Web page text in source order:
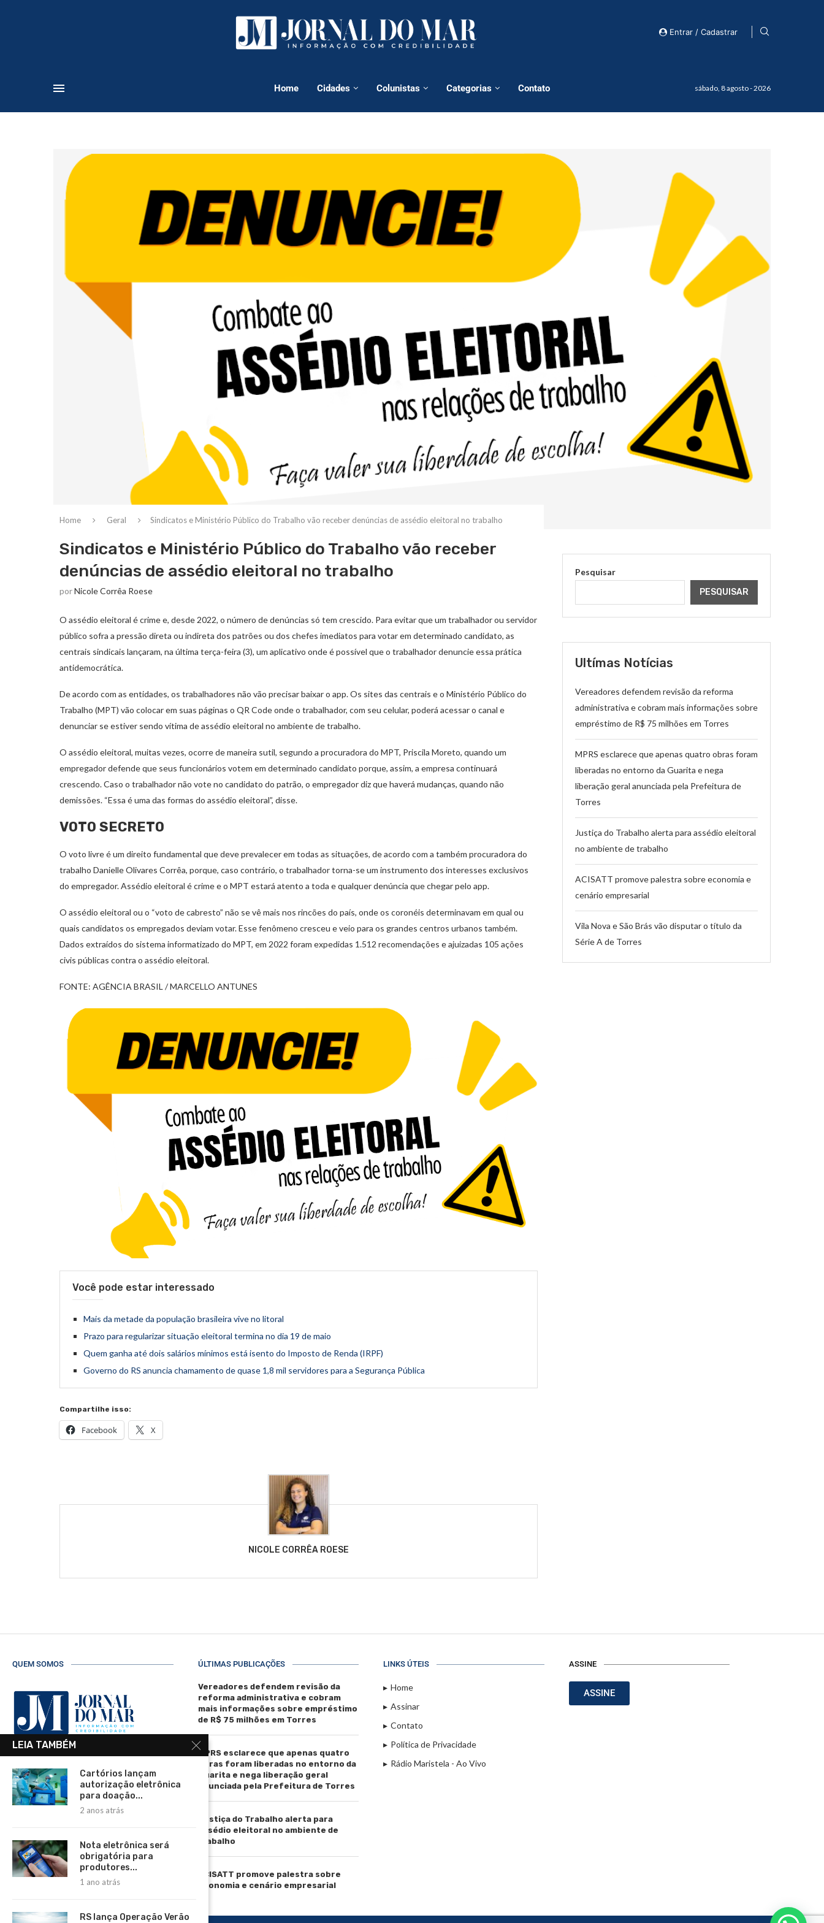
Entrar / Cadastrar
Home Cidades Colunistas Categorias Contato sábado, 8 agosto - 2026
Home Geral Sindicatos e Ministério Público do Trabalho vão receber denúncias de assédio eleitoral no trabalho
Sindicatos e Ministério Público do Trabalho vão receber
denúncias de assédio eleitoral no trabalho
porNicole Corrêa Roese
O assédio eleitoral é crime e, desde 2022, o número de denúncias só tem crescido. Para evitar que um trabalhador ou servidor
público sofra a pressão direta ou indireta dos patrões ou dos chefes imediatos para votar em determinado candidato, as
centrais sindicais lançaram, na última terça-feira (3), um aplicativo onde é possível que o trabalhador denuncie essa prática
antidemocrática.
De acordo com as entidades, os trabalhadores não vão precisar baixar o app. Os sites das centrais e o Ministério Público do
Trabalho (MPT) vão colocar em suas páginas o QR Code onde o trabalhador, com seu celular, poderá acessar o canal e
denunciar se estiver sendo vítima de assédio eleitoral no ambiente de trabalho.
O assédio eleitoral, muitas vezes, ocorre de maneira sutil, segundo a procuradora do MPT, Priscila Moreto, quando um
empregador defende que seus funcionários votem em determinado candidato porque, assim, a empresa continuará
crescendo. Caso o trabalhador não vote no candidato do patrão, o empregador diz que haverá mudanças, quando não
demissões. “Essa é uma das formas do assédio eleitoral”, disse.
VOTO SECRETO
O voto livre é um direito fundamental que deve prevalecer em todas as situações, de acordo com a também procuradora do
trabalho Danielle Olivares Corrêa, porque, caso contrário, o trabalhador torna-se um instrumento dos interesses exclusivos
do empregador. Assédio eleitoral é crime e o MPT estará atento a toda e qualquer denúncia que chegar pelo app.
O assédio eleitoral ou o “voto de cabresto” não se vê mais nos rincões do país, onde os coronéis determinavam em qual ou
quais candidatos os empregados deviam votar. Esse fenômeno cresceu e veio para os grandes centros urbanos também.
Dados extraídos do sistema informatizado do MPT, em 2022 foram expedidas 1.512 recomendações e ajuizadas 105 ações
civis públicas contra o assédio eleitoral.
FONTE: AGÊNCIA BRASIL / MARCELLO ANTUNES
Você pode estar interessado
Mais da metade da população brasileira vive no litoral
Prazo para regularizar situação eleitoral termina no dia 19 de maio
Quem ganha até dois salários mínimos está isento do Imposto de Renda (IRPF)
Governo do RS anuncia chamamento de quase 1,8 mil servidores para a Segurança Pública
Compartilhe isso:
Facebook X
NICOLE CORRÊA ROESE
Pesquisar
PESQUISAR
Ultímas Notícias
Vereadores defendem revisão da reforma
administrativa e cobram mais informações sobre
empréstimo de R$ 75 milhões em Torres
MPRS esclarece que apenas quatro obras foram
liberadas no entorno da Guarita e nega
liberação geral anunciada pela Prefeitura de
Torres
Justiça do Trabalho alerta para assédio eleitoral
no ambiente de trabalho
ACISATT promove palestra sobre economia e
cenário empresarial
Vila Nova e São Brás vão disputar o título da
Série A de Torres
QUEM SOMOS
Centro, Torres - RS, 95560-000
Telefone: (51) 3664-4188
Email:
imprensa@jornaldomar.combr
ÚLTIMAS PUBLICAÇÕES
Vereadores defendem revisão da
reforma administrativa e cobram
mais informações sobre empréstimo
de R$ 75 milhões em Torres
MPRS esclarece que apenas quatro
obras foram liberadas no entorno da
Guarita e nega liberação geral
anunciada pela Prefeitura de Torres
Justiça do Trabalho alerta para
assédio eleitoral no ambiente de
trabalho
ACISATT promove palestra sobre
economia e cenário empresarial
LINKS ÚTEIS
Home
Assinar
Contato
Política de Privacidade
Rádio Maristela - Ao Vivo
ASSINE
ASSINE
LEIA TAMBÉM
Cartórios lançam
autorização eletrônica
para doação...
2 anos atrás
Nota eletrônica será
obrigatória para
produtores...
1 ano atrás
RS lança Operação Verão